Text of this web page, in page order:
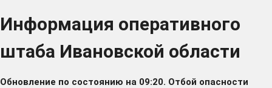
Информация оперативного
штаба Ивановской области
Обновление по состоянию на 09:20. Отбой опасности